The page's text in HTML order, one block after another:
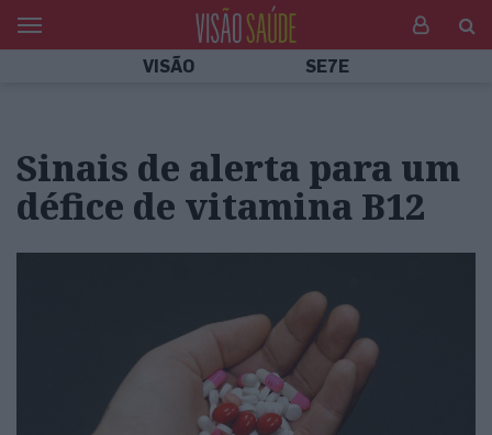
VISÃO SE7E
Sinais de alerta para um
défice de vitamina B12